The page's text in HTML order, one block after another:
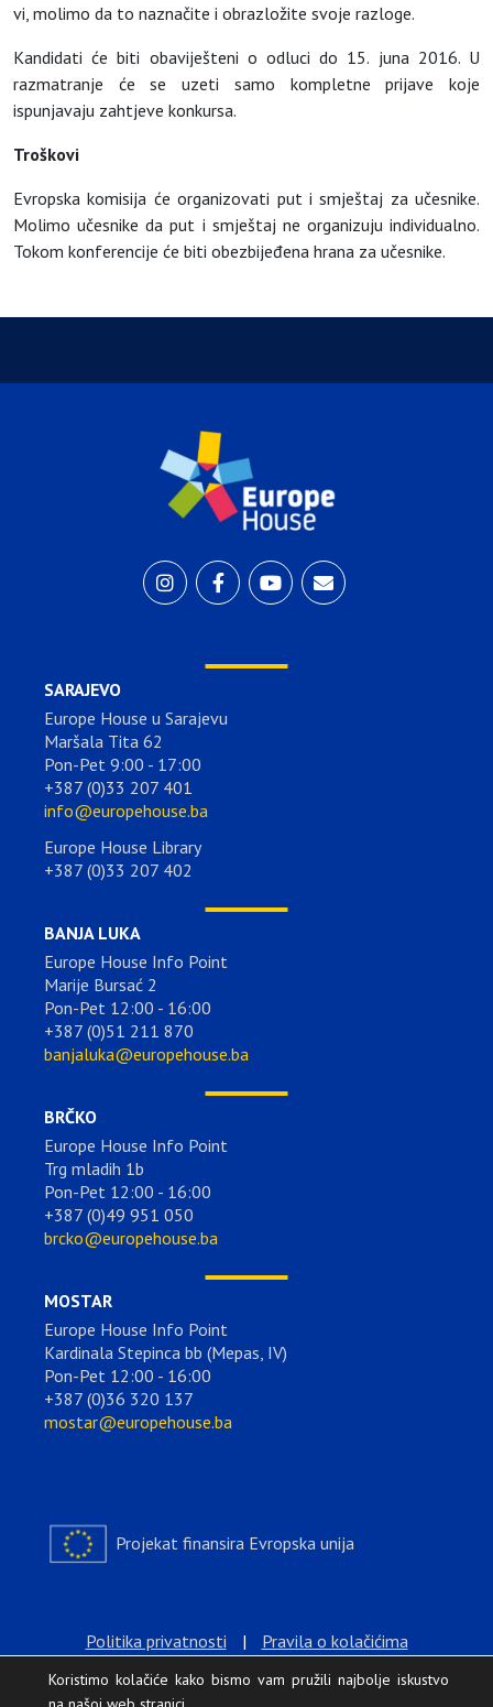
vi, molimo da to naznačite i obrazložite svoje razloge.
Kandidati će biti obaviješteni o odluci do 15. juna 2016. U
razmatranje će se uzeti samo kompletne prijave koje
ispunjavaju zahtjeve konkursa.
Troškovi
Evropska komisija će organizovati put i smještaj za učesnike.
Molimo učesnike da put i smještaj ne organizuju individualno.
Tokom konferencije će biti obezbijeđena hrana za učesnike.
SARAJEVO
Europe House u Sarajevu
Maršala Tita 62
Pon-Pet 9:00 - 17:00
+387 (0)33 207 401
info@europehouse.ba
Europe House Library
+387 (0)33 207 402
BANJA LUKA
Europe House Info Point
Marije Bursać 2
Pon-Pet 12:00 - 16:00
+387 (0)51 211 870
banjaluka@europehouse.ba
BRČKO
Europe House Info Point
Trg mladih 1b
Pon-Pet 12:00 - 16:00
+387 (0)49 951 050
brcko@europehouse.ba
MOSTAR
Europe House Info Point
Kardinala Stepinca bb (Mepas, IV)
Pon-Pet 12:00 - 16:00
+387 (0)36 320 137
mostar@europehouse.ba
Projekat finansira Evropska unija
Politika privatnosti | Pravila o kolačićima
Koristimo kolačiće kako bismo vam pružili najbolje iskustvo